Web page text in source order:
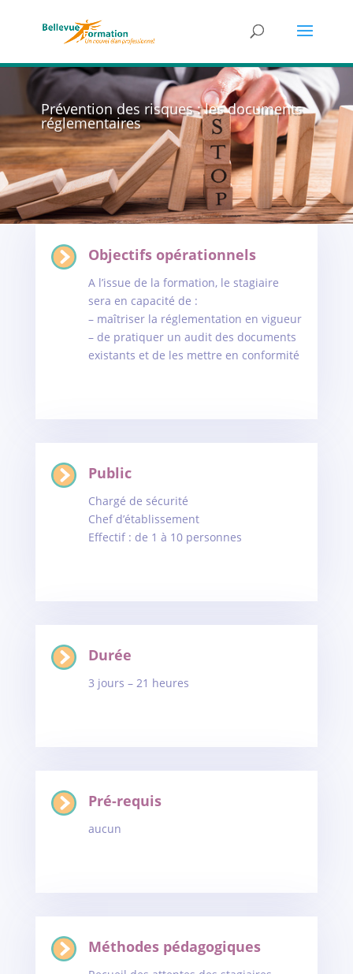
Prévention des risques : les documents
réglementaires
Objectifs opérationnels
A l’issue de la formation, le stagiaire
sera en capacité de :
– maîtriser la réglementation en vigueur
– de pratiquer un audit des documents
existants et de les mettre en conformité
Public
Chargé de sécurité
Chef d’établissement
Effectif : de 1 à 10 personnes
Durée
3 jours – 21 heures
Pré-requis
aucun
Méthodes pédagogiques